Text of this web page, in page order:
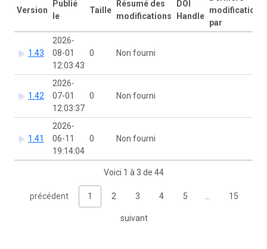
Version
Publié
le
Taille
Résumé des
modifications
DOI
Handle
modification
par
1.43
2026-
08-01
12:03:43
0 Non fourni
1.42
2026-
07-01
12:03:37
0 Non fourni
1.41
2026-
06-11
19:14:04
0 Non fourni
Voici 1 à 3 de 44
précédent 1 2 3 4 5 15
suivant